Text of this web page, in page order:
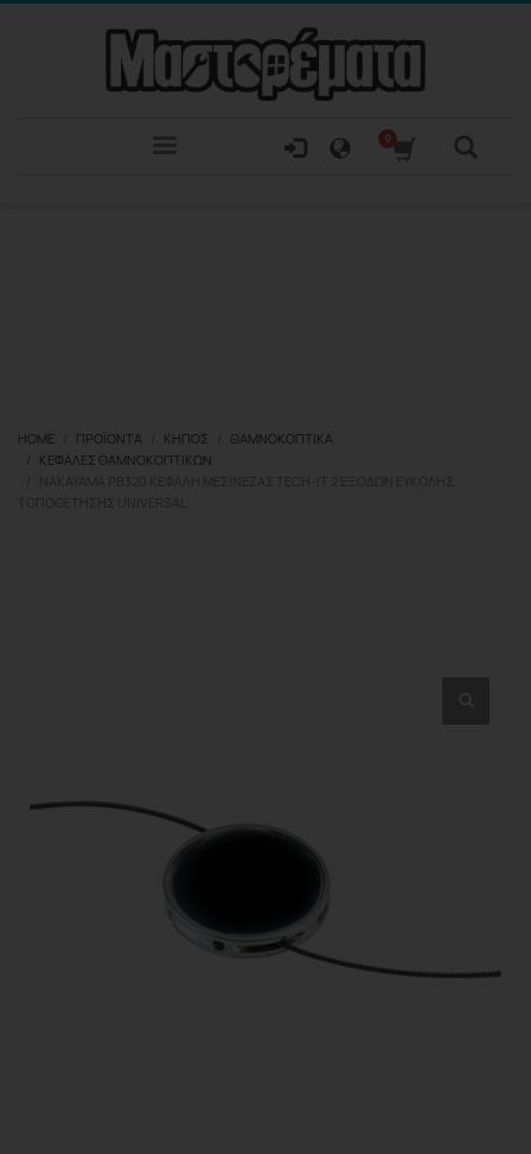
HOME ΠΡΟΪΌΝΤΑ ΚΉΠΟΣ
ΘΑΜΝΟΚΟΠΤΙΚΆ
ΚΕΦΑΛΈΣ ΘΑΜΝΟΚΟΠΤΙΚΏΝ
NAKAYAMA PB320 ΚΕΦΑΛΉ ΜΕΣΙΝΈΖΑΣ TECH-IT 2 ΕΞΌΔΩΝ ΕΎΚΟΛΗΣ
ΤΟΠΟΘΈΤΗΣΗΣ UNIVERSAL